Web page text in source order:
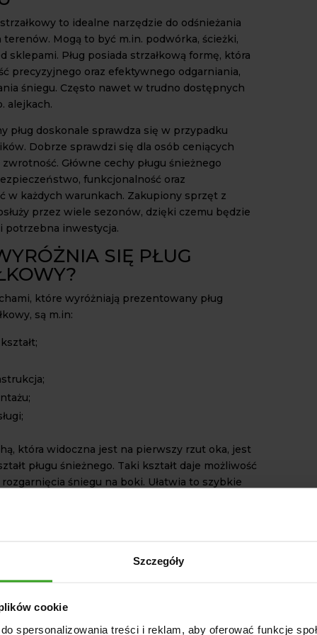
Szczegóły
cookie
spersonalizowania treści i reklam, aby oferować funkcje
strzałkowy to idealne narzędzie do odśnieżania
terenów. Mogą to być m.in. podwórka, ścieżki,
sklepami. Pług posiada strzałkową formę, która
precyzyjnego oraz efektywnego odgarniania,
śniegu. Często nawet w trudno dostępnych
alejkach.
pług doskonale sprawdza się w przypadku
Dobrze sprawdzi się dla osób ceniących
Główne cechy pługu śnieżnego
funkcjonalność oraz
w każdych warunkach. Zakupiony sprzęt z
przez wiele sezonów, dzięki czemu będzie
potrzebna inwestycja.
SIĘ PŁUG
które wyróżniają prezentowany pług
są m.in:
która widoczna jest na pierwszy rzut oka, jest
pługu śnieżnego. Taki kształt daje możliwość
śniegu na boki. Ułatwia to szybkie
z wysokiej jakości materiałów. Dzięki